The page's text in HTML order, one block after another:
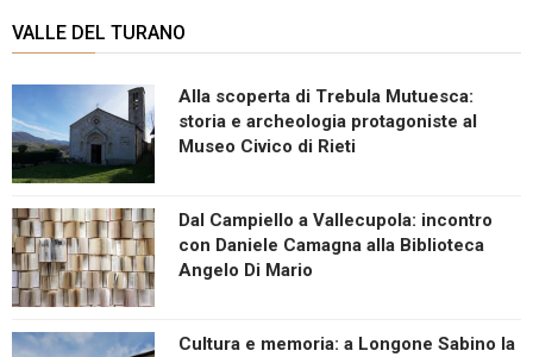
VALLE DEL TURANO
Alla scoperta di Trebula Mutuesca:
storia e archeologia protagoniste al
Museo Civico di Rieti
Dal Campiello a Vallecupola: incontro
con Daniele Camagna alla Biblioteca
Angelo Di Mario
Cultura e memoria: a Longone Sabino la